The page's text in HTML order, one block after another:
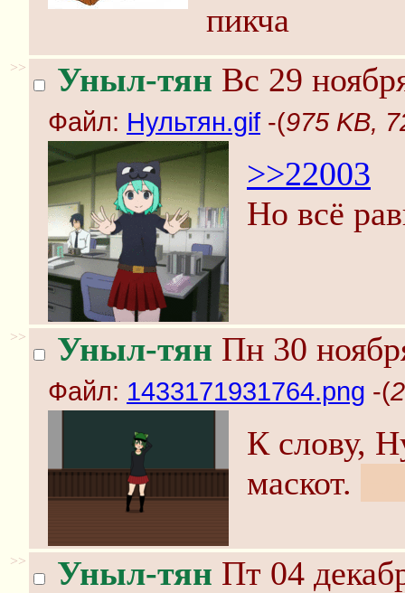
пикча
>> Уныл-тян Вс 29
Файл: Нультян.gif -(975 KB,
>>22003
Но всё
>> Уныл-тян Пн 30
Файл: 1433171931764.png -(
К слову,
маскот.
>> Уныл-тян Пт 04